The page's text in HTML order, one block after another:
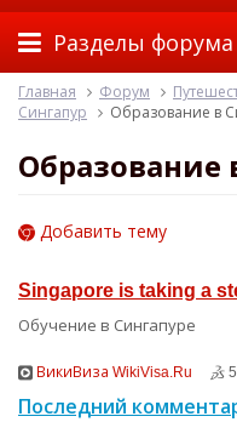
Разделы форума
Главная Форум
Сингапур
Образование в
Образование
Добавить тему
Singapore is taking a
Обучение в Сингапуре
ВикиВиза WikiVisa.Ru
Последний